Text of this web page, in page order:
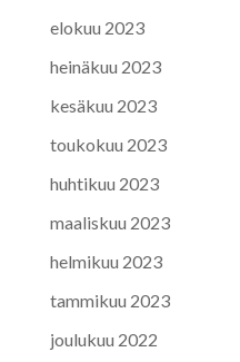
elokuu 2023
heinäkuu 2023
kesäkuu 2023
toukokuu 2023
huhtikuu 2023
maaliskuu 2023
helmikuu 2023
tammikuu 2023
joulukuu 2022